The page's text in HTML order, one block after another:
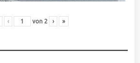
‹ von 2 › »